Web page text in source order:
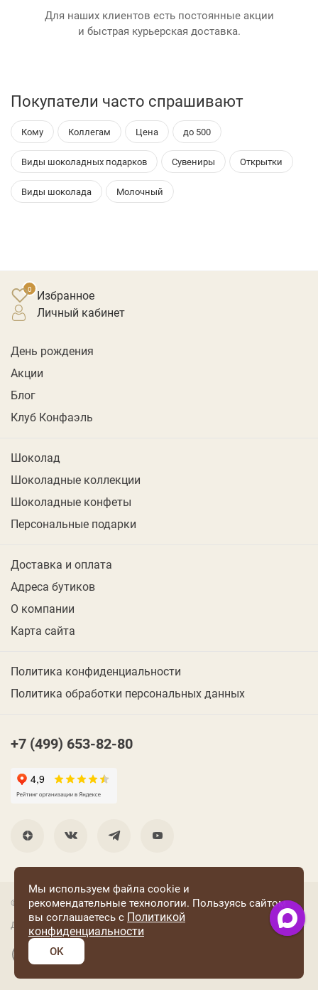
Для наших клиентов есть постоянные акции
и быстрая курьерская доставка.
Покупатели часто спрашивают
Кому Коллегам Цена до 500
Виды шоколадных подарков Сувениры Открытки
Виды шоколада Молочный
Избранное
личный кабинет
День рождения
Акции
Блог
Клуб Конфаэль
Шоколад
Шоколадные коллекции
Шоколадные конфеты
Персональные подарки
Доставка и оплата
Адреса бутиков
О компании
Карта сайта
Политика конфиденциальности
Политика обработки персональных данных
+7 (499) 653-82-80
© 2001 Группа компаний «Конфаэль»
Дизайн —RUSO
Разработка и поддержка сайта: «Четвертый Рим»
Мы используем файла cookie и
рекомендательные технологии. Пользуясь сайтом
вы соглашаетесь с Политикой
конфиденциальности
OK